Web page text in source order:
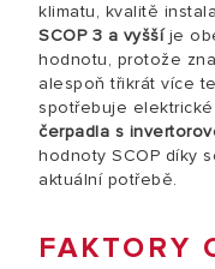
klimatu, kvalitě
SCOP 3 a vyššíje
hodnotu, protože
alespoň třikrát více
spotřebuje
čerpadla s
hodnoty SCOP díky
aktuální potřebě.
FAKTORY